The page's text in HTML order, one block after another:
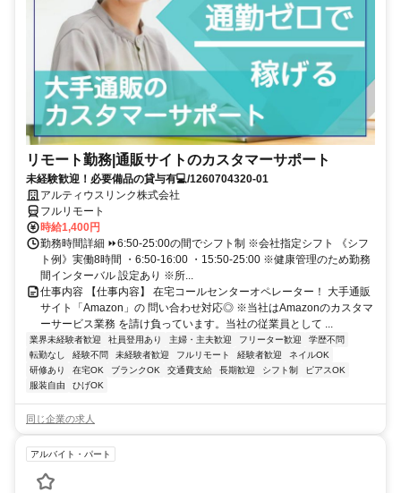
リモート勤務|通販サイトのカスタマーサポート
未経験歓迎！必要備品の貸与有💻/1260704320-01
アルティウスリンク株式会社
フルリモート
時給1,400円
勤務時間詳細 ⏩6:50-25:00の間でシフト制 ※会社指定シフト 《シフ
ト例》実働8時間 ・6:50-16:00 ・15:50-25:00 ※健康管理のため勤務
間インターバル 設定あり ※所...
仕事内容 【仕事内容】 在宅コールセンターオペレーター！ 大手通販
サイト「Amazon」の 問い合わせ対応◎ ※当社はAmazonのカスタマ
ーサービス業務 を請け負っています。当社の従業員として ...
業界未経験者歓迎 社員登用あり 主婦・主夫歓迎 フリーター歓迎
学歴不問
転勤なし
経験不問 未経験者歓迎 フルリモート 経験者歓迎
ネイルOK
研修あり
在宅OK ブランクOK 交通費支給 長期歓迎 シフト制
ピアスOK
服装自由
ひげOK
同じ企業の求人
アルバイト・パート